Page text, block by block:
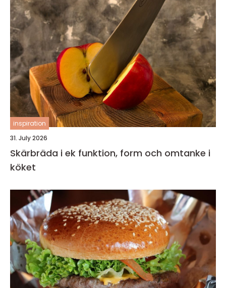
inspiration
31. July 2026
Skärbräda i ek funktion, form och omtanke i
köket